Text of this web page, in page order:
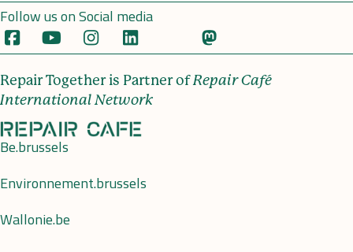
Follow us on Social media
Repair Together is Partner ofRepair Café
International Network
Be.brussels
Environnement.brussels
Wallonie.be